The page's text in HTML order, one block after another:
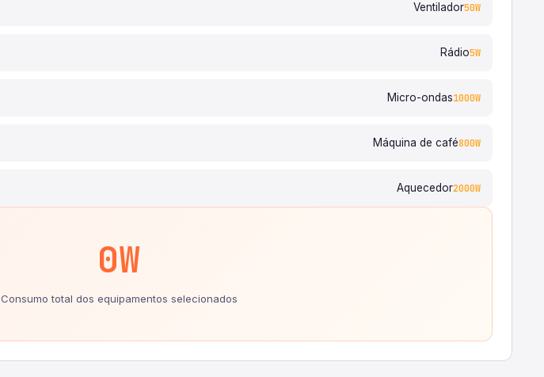
Ventilador50W
Rádio5W
Micro-ondas1000W
Máquina de café800W
Aquecedor2000W
0W
Consumo total dos equipamentos selecionados